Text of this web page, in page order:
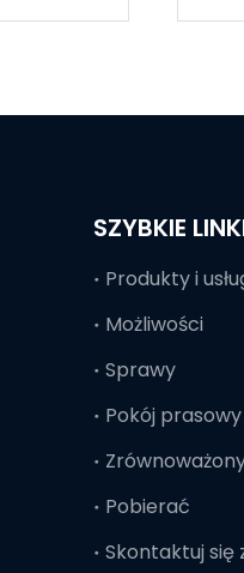
SZYBKIE
Produkty i
Możliwości
Sprawy
Pokój prasowy
Pobierać
Skontaktuj się